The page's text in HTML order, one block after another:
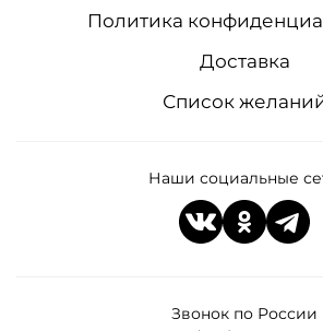
Звонок по России
Политика
Доставка
Список
Наши социальные